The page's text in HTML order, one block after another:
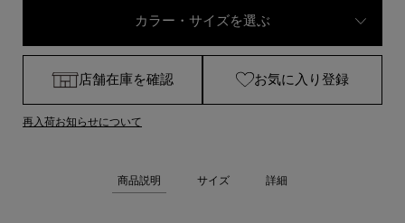
カラー・サイズを選ぶ
店舗在庫を確認 お気に入り登録
再入荷お知らせについて
商品説明 サイズ 詳細